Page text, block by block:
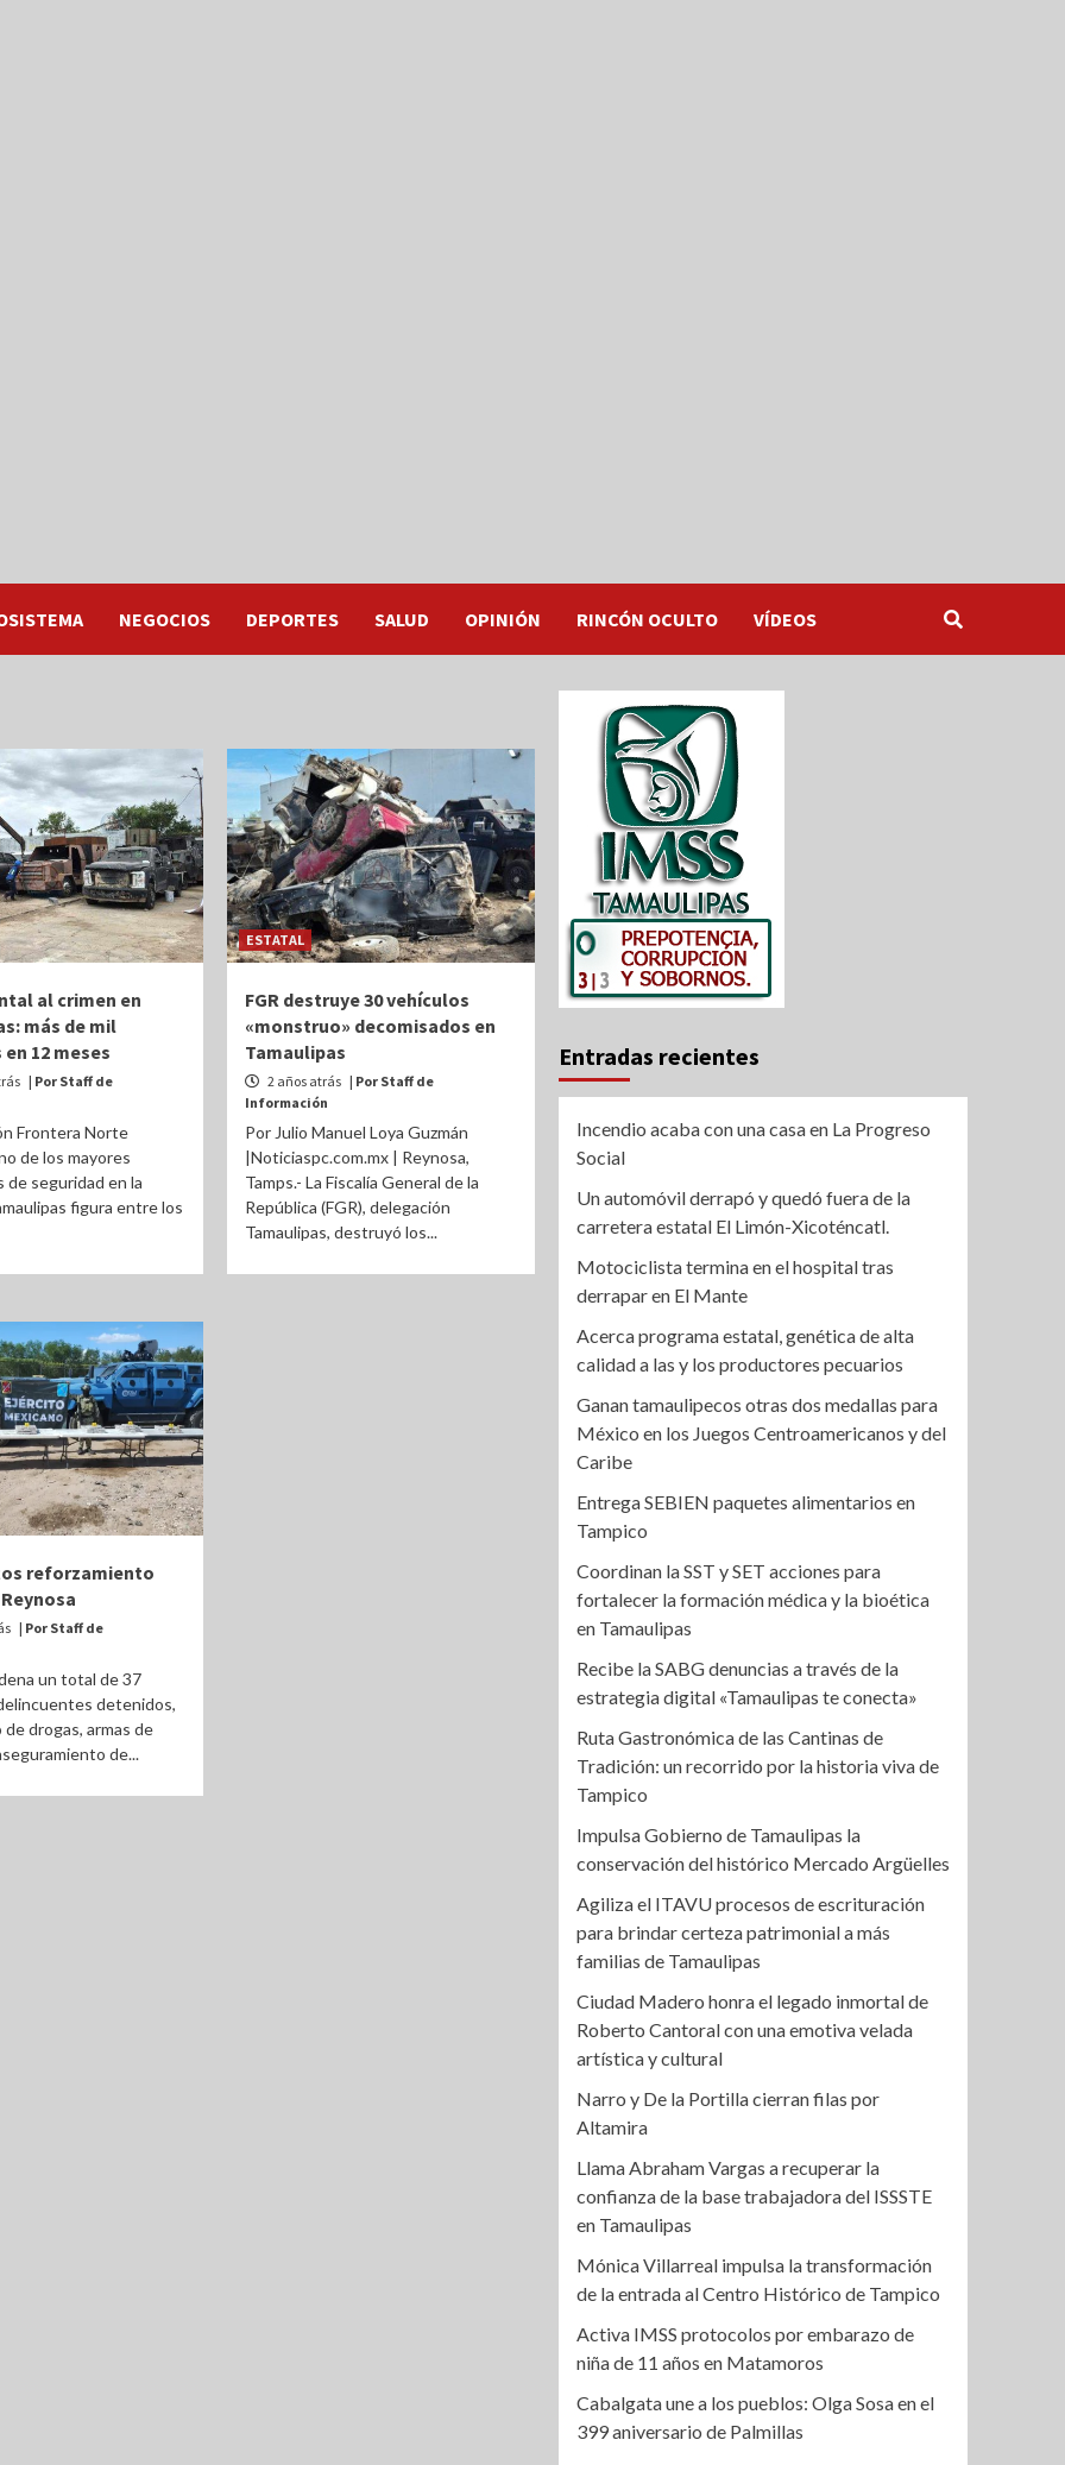
NEGOCIOS DEPORTES SALUD OPINIÓN RINCÓN OCULTO VÍDEOS
al crimen en
más de mil
12 meses
| Por Staff de
Frontera Norte
de los mayores
de seguridad en la
figura entre los
ESTATAL
FGR destruye 30 vehículos
«monstruo» decomisados en
Tamaulipas
2 años atrás | Por Staff de
Información
Por Julio Manuel Loya Guzmán
|Noticiaspc.com.mx | Reynosa,
Tamps.- La Fiscalía General de la
República (FGR), delegación
Tamaulipas, destruyó los...
reforzamiento
| Por Staff de
un total de 37
detenidos,
drogas, armas de
de...
Entradas recientes
Incendio acaba con una casa en La Progreso
Social
Un automóvil derrapó y quedó fuera de la
carretera estatal El Limón-Xicoténcatl.
Motociclista termina en el hospital tras
derrapar en El Mante
Acerca programa estatal, genética de alta
calidad a las y los productores pecuarios
Ganan tamaulipecos otras dos medallas para
México en los Juegos Centroamericanos y del
Caribe
Entrega SEBIEN paquetes alimentarios en
Tampico
Coordinan la SST y SET acciones para
fortalecer la formación médica y la bioética
en Tamaulipas
Recibe la SABG denuncias a través de la
estrategia digital «Tamaulipas te conecta»
Ruta Gastronómica de las Cantinas de
Tradición: un recorrido por la historia viva de
Tampico
Impulsa Gobierno de Tamaulipas la
conservación del histórico Mercado Argüelles
Agiliza el ITAVU procesos de escrituración
para brindar certeza patrimonial a más
familias de Tamaulipas
Ciudad Madero honra el legado inmortal de
Roberto Cantoral con una emotiva velada
artística y cultural
Narro y De la Portilla cierran filas por
Altamira
Llama Abraham Vargas a recuperar la
confianza de la base trabajadora del ISSSTE
en Tamaulipas
Mónica Villarreal impulsa la transformación
de la entrada al Centro Histórico de Tampico
Activa IMSS protocolos por embarazo de
niña de 11 años en Matamoros
Cabalgata une a los pueblos: Olga Sosa en el
399 aniversario de Palmillas